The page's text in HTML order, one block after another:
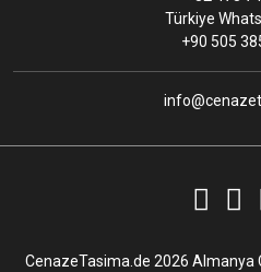
Türkiye
+90 505
CenazeTasima.de 2026 Almanya